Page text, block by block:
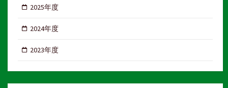
2025年度
2024年度
2023年度